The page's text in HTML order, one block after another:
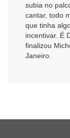
subia no
cantar, todo
que tinha
incentivar. É
finalizou
Janeiro.